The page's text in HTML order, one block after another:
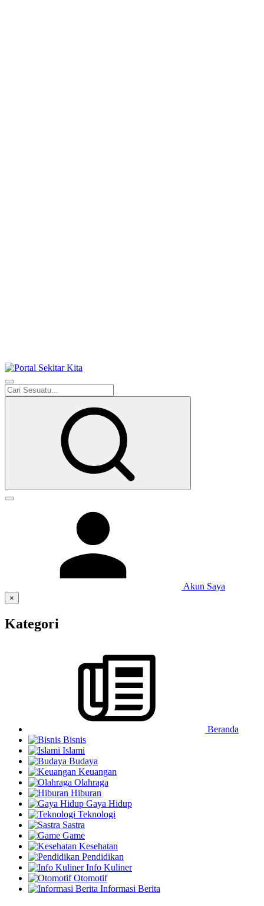
Akun Saya
×
Kategori
Beranda
Bisnis
Islami
Budaya
Keuangan
Olahraga
Hiburan
Gaya Hidup
Teknologi
Sastra
Game
Kesehatan
Pendidikan
Info Kuliner
Otomotif
Informasi Berita